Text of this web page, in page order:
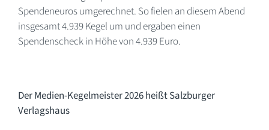
Spendeneuros umgerechnet. So fielen an diesem Abend
insgesamt 4.939 Kegel um und ergaben einen
Spendenscheck in Höhe von 4.939 Euro.
Der Medien-Kegelmeister 2026 heißt Salzburger
Verlagshaus